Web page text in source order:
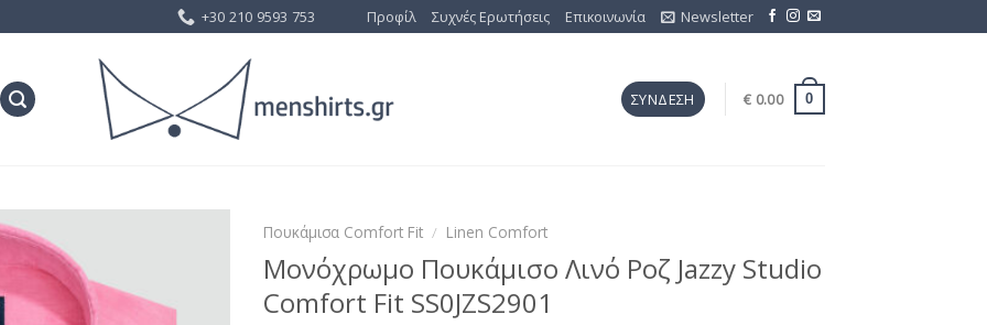
+30 210 9593 753 Προφίλ Συχνές Ερωτήσεις Επικοινωνία Newsletter
ΣΎΝΔΕΣΗ € 0.00 0
στη Λίστα
Πουκάμισα Comfort Fit / Linen Comfort
Μονόχρωμο Πουκάμισο Λινό Ροζ Jazzy Studio
Comfort Fit SS0JZS2901